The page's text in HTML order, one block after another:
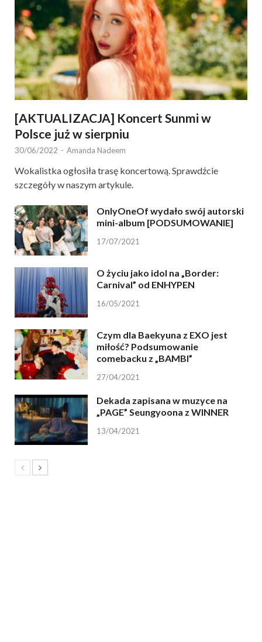
[AKTUALIZACJA] Koncert Sunmi w
Polsce już w sierpniu
30/06/2022 - Amanda Nadeem
Wokalistka ogłosiła trasę koncertową. Sprawdźcie
szczegóły w naszym artykule.
OnlyOneOf wydało swój autorski
mini-album [PODSUMOWANIE]
17/07/2021
O życiu jako idol na „Border:
Carnival” od ENHYPEN
16/05/2021
Czym dla Baekyuna z EXO jest
miłość? Podsumowanie
comebacku z „BAMBI”
27/04/2021
Dekada zapisana w muzyce na
„PAGE” Seungyoona z WINNER
13/04/2021